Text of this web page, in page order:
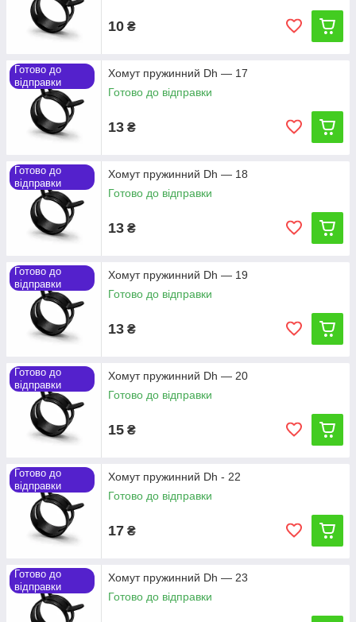
10 ₴
Готово до
відправки
Хомут пружинний Dh — 17
Готово до відправки
13 ₴
Готово до
відправки
Хомут пружинний Dh — 18
Готово до відправки
13 ₴
Готово до
відправки
Хомут пружинний Dh — 19
Готово до відправки
13 ₴
Готово до
відправки
Хомут пружинний Dh — 20
Готово до відправки
15 ₴
Готово до
відправки
Хомут пружинний Dh - 22
Готово до відправки
17 ₴
Готово до
відправки
Хомут пружинний Dh — 23
Готово до відправки